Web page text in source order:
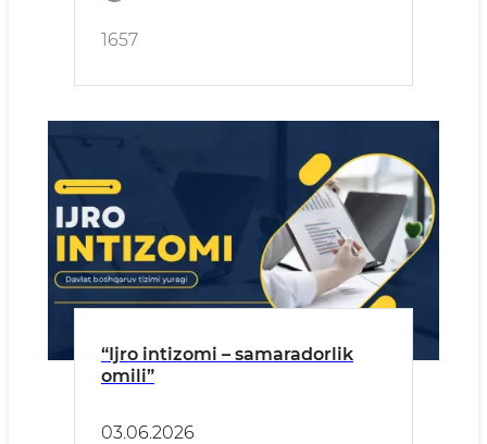
1657
“Ijro intizomi – samaradorlik
omili”
03.06.2026